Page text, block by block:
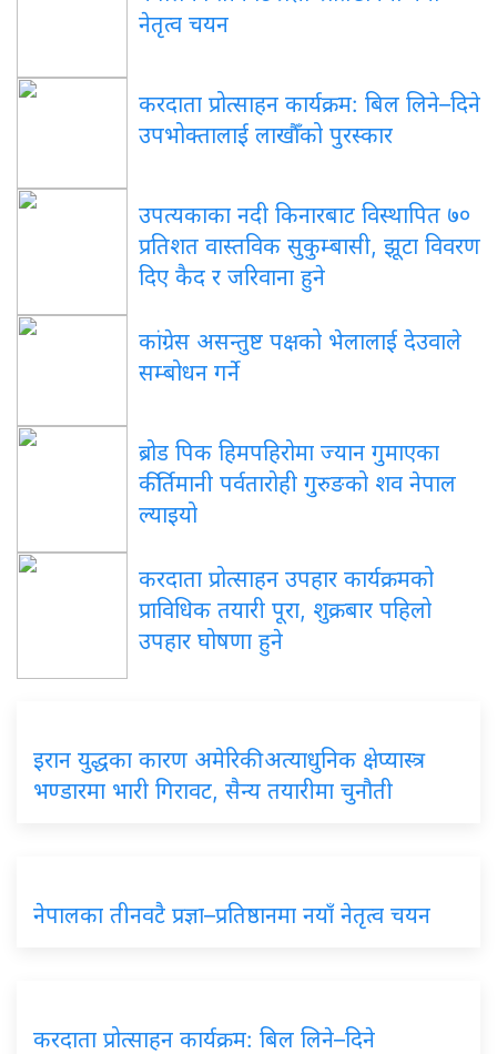
नेतृत्व चयन
करदाता प्रोत्साहन कार्यक्रम: बिल लिने–दिने
उपभोक्तालाई लाखौँको पुरस्कार
उपत्यकाका नदी किनारबाट विस्थापित ७०
प्रतिशत वास्तविक सुकुम्बासी, झूटा विवरण
दिए कैद र जरिवाना हुने
कांग्रेस असन्तुष्ट पक्षको भेलालाई देउवाले
सम्बोधन गर्ने
ब्रोड पिक हिमपहिरोमा ज्यान गुमाएका
कीर्तिमानी पर्वतारोही गुरुङको शव नेपाल
ल्याइयो
करदाता प्रोत्साहन उपहार कार्यक्रमको
प्राविधिक तयारी पूरा, शुक्रबार पहिलो
उपहार घोषणा हुने
इरान युद्धका कारण अमेरिकी अत्याधुनिक क्षेप्यास्त्र
भण्डारमा भारी गिरावट, सैन्य तयारीमा चुनौती
नेपालका तीनवटै प्रज्ञा–प्रतिष्ठानमा नयाँ नेतृत्व चयन
करदाता प्रोत्साहन कार्यक्रम: बिल लिने–दिने